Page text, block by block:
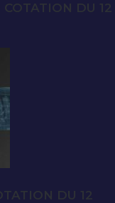
DU 12
DU 12